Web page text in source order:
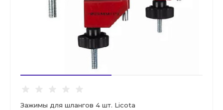
Зажимы для шлангов 4 шт. Licota